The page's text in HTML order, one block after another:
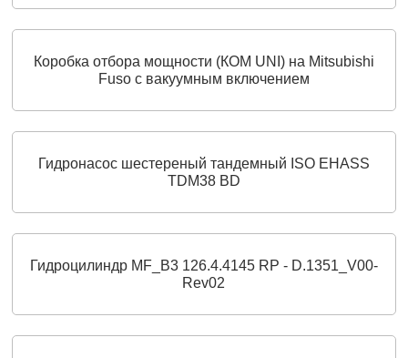
Коробка отбора мощности (КОМ UNI) на Mitsubishi
Fuso с вакуумным включением
Гидронасос шестереный тандемный ISO EHASS
TDM38 BD
Гидроцилиндр MF_B3 126.4.4145 RP - D.1351_V00-
Rev02